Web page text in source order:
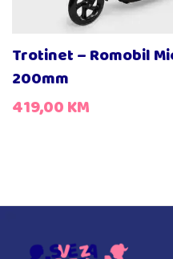
Trotinet – Romobil
200mm
419,00KM